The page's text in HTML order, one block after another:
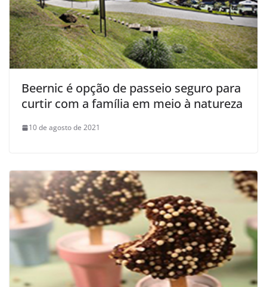
Beernic é opção de passeio seguro para
curtir com a família em meio à natureza
10 de agosto de 2021